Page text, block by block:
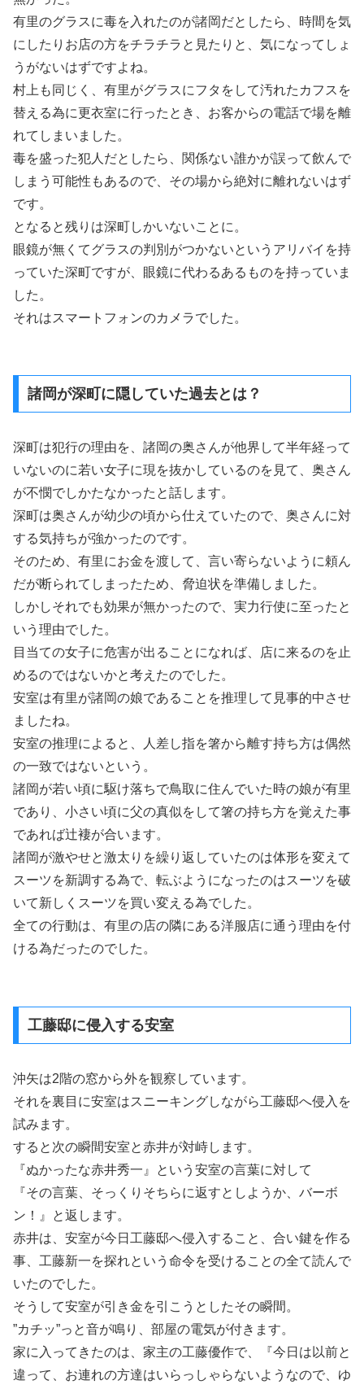
有里のグラスに毒を入れたのが諸岡だとしたら、時間を気
にしたりお店の方をチラチラと見たりと、気になってしょ
うがないはずですよね。
村上も同じく、有里がグラスにフタをして汚れたカフスを
替える為に更衣室に行ったとき、お客からの電話で場を離
れてしまいました。
毒を盛った犯人だとしたら、関係ない誰かが誤って飲んで
しまう可能性もあるので、その場から絶対に離れないはず
です。
となると残りは深町しかいないことに。
眼鏡が無くてグラスの判別がつかないというアリバイを持
っていた深町ですが、眼鏡に代わるあるものを持っていま
した。
それはスマートフォンのカメラでした。
諸岡が深町に隠していた過去とは？
深町は犯行の理由を、諸岡の奥さんが他界して半年経って
いないのに若い女子に現を抜かしているのを見て、奥さん
が不憫でしかたなかったと話します。
深町は奥さんが幼少の頃から仕えていたので、奥さんに対
する気持ちが強かったのです。
そのため、有里にお金を渡して、言い寄らないように頼ん
だが断られてしまったため、脅迫状を準備しました。
しかしそれでも効果が無かったので、実力行使に至ったと
いう理由でした。
目当ての女子に危害が出ることになれば、店に来るのを止
めるのではないかと考えたのでした。
安室は有里が諸岡の娘であることを推理して見事的中させ
ましたね。
安室の推理によると、人差し指を箸から離す持ち方は偶然
の一致ではないという。
諸岡が若い頃に駆け落ちで鳥取に住んでいた時の娘が有里
であり、小さい頃に父の真似をして箸の持ち方を覚えた事
であれば辻褄が合います。
諸岡が激やせと激太りを繰り返していたのは体形を変えて
スーツを新調する為で、転ぶようになったのはスーツを破
いて新しくスーツを買い変える為でした。
全ての行動は、有里の店の隣にある洋服店に通う理由を付
ける為だったのでした。
工藤邸に侵入する安室
沖矢は2階の窓から外を観察しています。
それを裏目に安室はスニーキングしながら工藤邸へ侵入を
試みます。
すると次の瞬間安室と赤井が対峙します。
『ぬかったな赤井秀一』という安室の言葉に対して
『その言葉、そっくりそちらに返すとしようか、バーボ
ン！』と返します。
赤井は、安室が今日工藤邸へ侵入すること、合い鍵を作る
事、工藤新一を探れという命令を受けることの全て読んで
いたのでした。
そうして安室が引き金を引こうとしたその瞬間。
”カチッ”っと音が鳴り、部屋の電気が付きます。
家に入ってきたのは、家主の工藤優作で、『今日は以前と
違って、お連れの方達はいらっしゃらないようなので、ゆ